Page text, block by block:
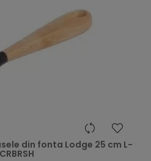
din fonta Lodge 25 cm L-